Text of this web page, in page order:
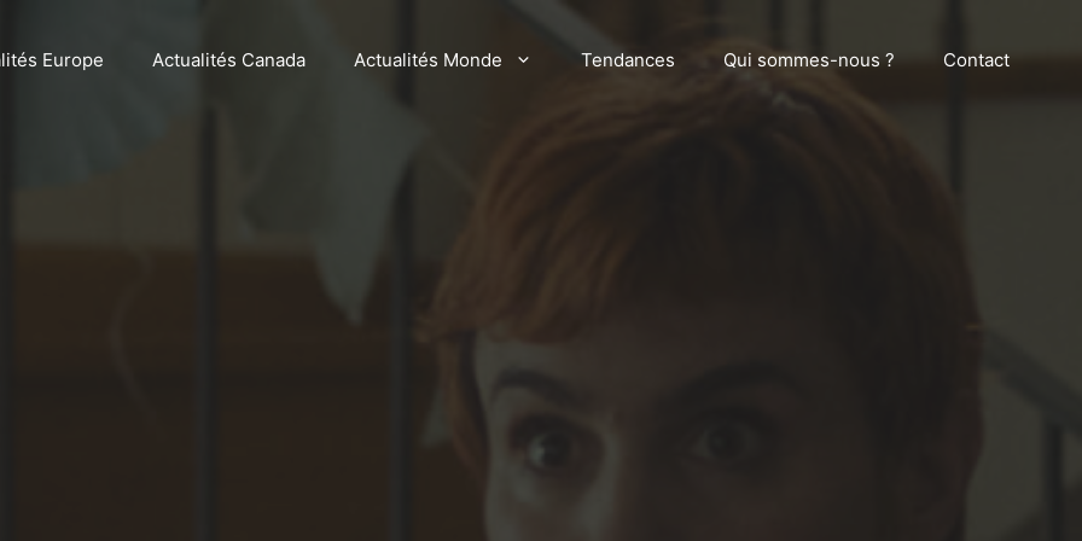
Europe Actualités Canada Actualités Monde Tendances Qui sommes-nous ? Contact